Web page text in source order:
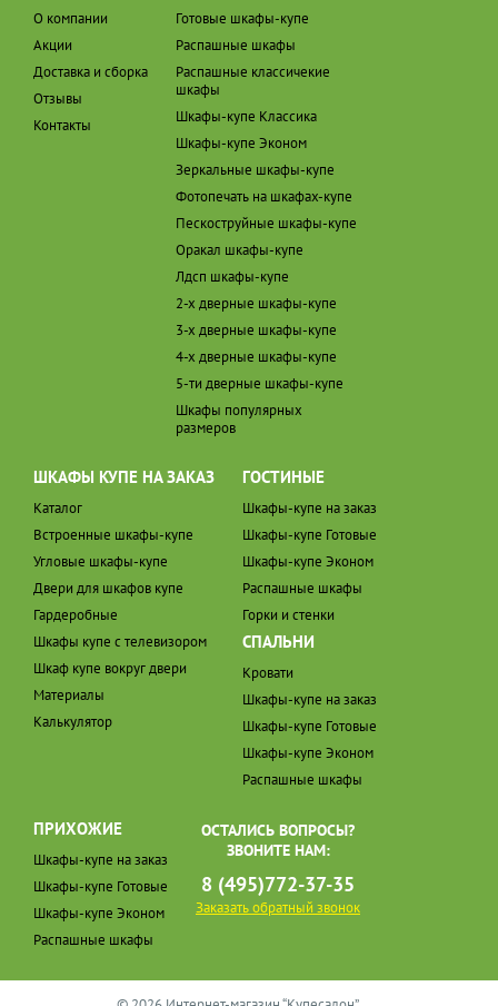
О компании
Акции
Доставка и сборка
Отзывы
Контакты
Готовые шкафы-купе
Распашные шкафы
Распашные классичекие
шкафы
Шкафы-купе Классика
Шкафы-купе Эконом
Зеркальные шкафы-купе
Фотопечать на шкафах-купе
Пескоструйные шкафы-купе
Оракал шкафы-купе
Лдсп шкафы-купе
2-х дверные шкафы-купе
3-х дверные шкафы-купе
4-х дверные шкафы-купе
5-ти дверные шкафы-купе
Шкафы популярных
размеров
ШКАФЫ КУПЕ НА ЗАКАЗ
Каталог
Встроенные шкафы-купе
Угловые шкафы-купе
Двери для шкафов купе
Гардеробные
Шкафы купе с телевизором
Шкаф купе вокруг двери
Материалы
Калькулятор
ГОСТИНЫЕ
Шкафы-купе на заказ
Шкафы-купе Готовые
Шкафы-купе Эконом
Распашные шкафы
Горки и стенки
СПАЛЬНИ
Кровати
Шкафы-купе на заказ
Шкафы-купе Готовые
Шкафы-купе Эконом
Распашные шкафы
ПРИХОЖИЕ
Шкафы-купе на заказ
Шкафы-купе Готовые
Шкафы-купе Эконом
Распашные шкафы
ОСТАЛИСЬ ВОПРОСЫ?
ЗВОНИТЕ НАМ:
8 (495)772-37-35
Заказать обратный звонок